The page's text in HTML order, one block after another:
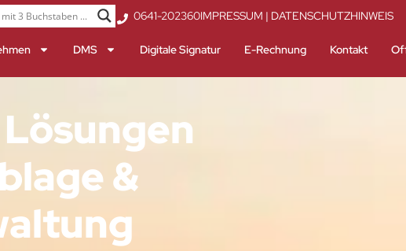
0641-202360IMPRESSUM | DATENSCHUTZHINWEIS
DMS Digitale Signatur E-Rechnung Kontakt
&